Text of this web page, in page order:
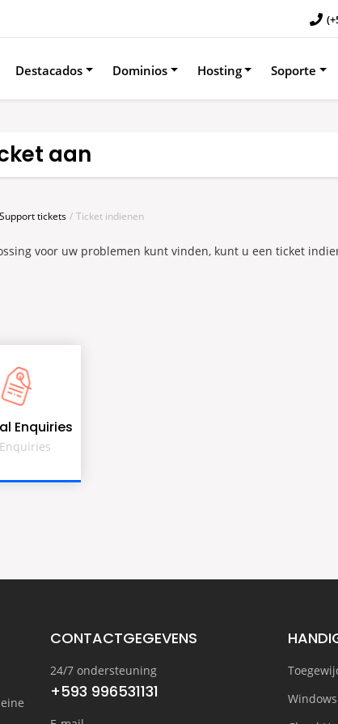
Destacados Dominios Hosting Soporte
aan
Support tickets Ticket indienen
voor uw problemen kunt vinden, kunt u een ticket
Enquiries
CONTACTGEGEVENS
24/7 ondersteuning
+593 996531131